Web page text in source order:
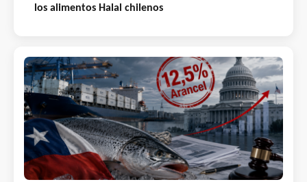
los alimentos Halal chilenos